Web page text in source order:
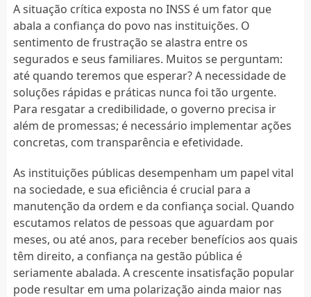
A situação crítica exposta no INSS é um fator que
abala a confiança do povo nas instituições. O
sentimento de frustração se alastra entre os
segurados e seus familiares. Muitos se perguntam:
até quando teremos que esperar? A necessidade de
soluções rápidas e práticas nunca foi tão urgente.
Para resgatar a credibilidade, o governo precisa ir
além de promessas; é necessário implementar ações
concretas, com transparência e efetividade.
As instituições públicas desempenham um papel vital
na sociedade, e sua eficiência é crucial para a
manutenção da ordem e da confiança social. Quando
escutamos relatos de pessoas que aguardam por
meses, ou até anos, para receber benefícios aos quais
têm direito, a confiança na gestão pública é
seriamente abalada. A crescente insatisfação popular
pode resultar em uma polarização ainda maior nas